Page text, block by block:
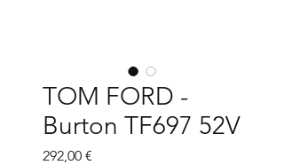
TOM FORD -
Burton TF697 52V
292,00 €